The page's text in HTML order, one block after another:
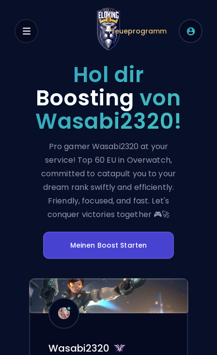
Treueprogramm
Hol dir
Boosting von
Wasabi2320!
Pro gamer Wasabi2320 at your
service! Top 60 EU in Overwatch,
committed to catapult you to your
dream rank swiftly and efficiently.
Friendly, focused, and fast. Let's
conquer victories together 🎮🚀
Meinen Boost Starten
Wasabi2320